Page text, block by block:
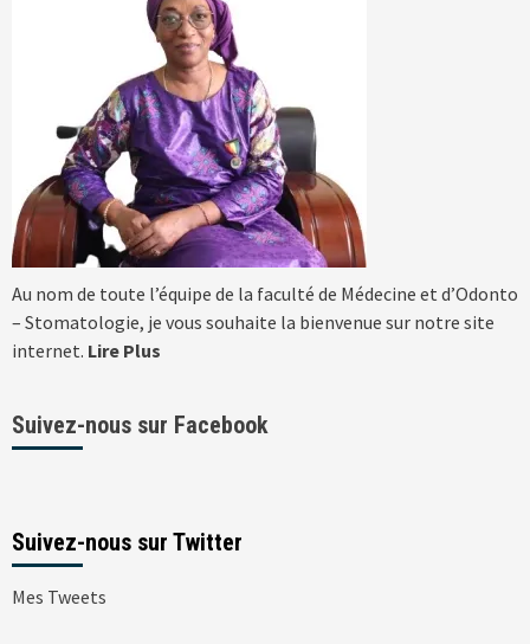
Au nom de toute l’équipe de la faculté de Médecine et d’Odonto
– Stomatologie, je vous souhaite la bienvenue sur notre site
internet. Lire Plus
Suivez-nous sur Facebook
Suivez-nous sur Twitter
Mes Tweets